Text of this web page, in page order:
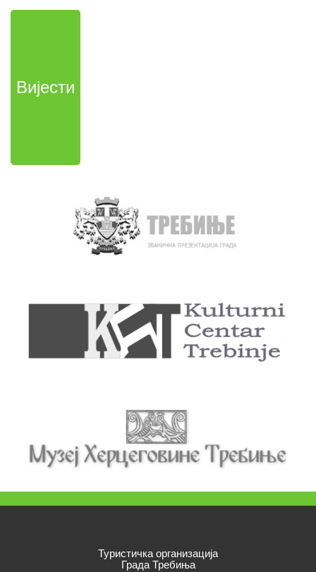
Вијести
Туристичка организација
Града Требиња